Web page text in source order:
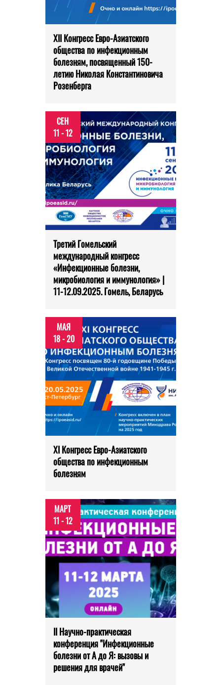
XII Конгресс Евро-Азиатского
общества по инфекционным
болезням, посвященный 150-
летию Николая Константиновича
Розенберга
СЕН
11 - 12
Третий Гомельский
международный конгресс
«Инфекционные болезни,
микробиология и иммунология» |
11-12.09.2025. Гомель, Беларусь
МАЯ
18 - 20
XI Конгресс Евро-Азиатского
общества по инфекционным
болезням
МАРТ
11 - 12
II Научно-практическая
конференция "Инфекционные
болезни от А до Я: вызовы и
решения для врачей"